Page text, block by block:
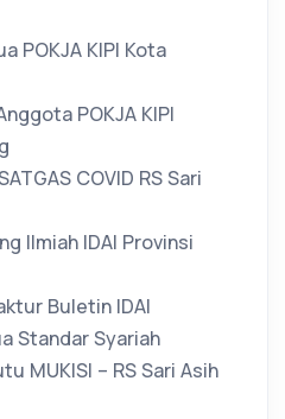
POKJA KIPI Kota
POKJA KIPI
COVID RS Sari
Ilmiah IDAI Provinsi
Buletin IDAI
Standar Syariah
MUKISI – RS Sari Asih